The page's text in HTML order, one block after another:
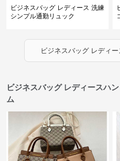
ビジネスバッグ レディース 洗練
シンプル通勤リュック
ビジネスバッグ レディー
ビジネスバッグ レディースハ
ム